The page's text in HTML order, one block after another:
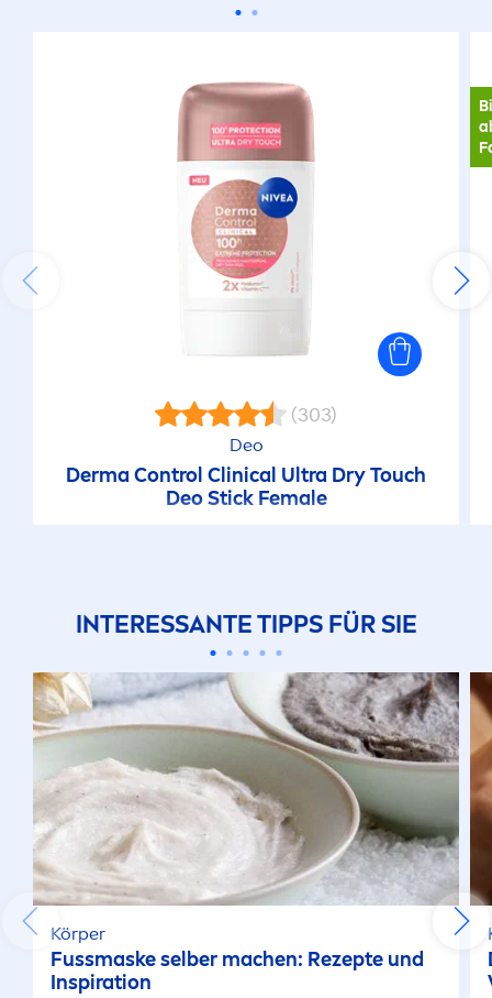
(303)
Deo
Derma Control Clinical Ultra Dry Touch
Deo Stick Female
INTERESSANTE TIPPS FÜR SIE
Körper
Fussmaske selber machen: Rezepte und
Inspiration